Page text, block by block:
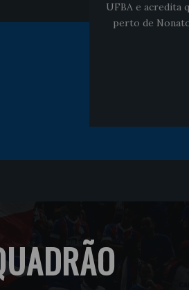
UFBA e acredita
perto de